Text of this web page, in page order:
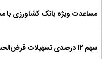
مساعدت ویژه بانک کشاورزی با
سهم ۱۲ درصدی تسهیلات قرض‌الحسنه از کل پرداختی‌های بانک کشاورزی